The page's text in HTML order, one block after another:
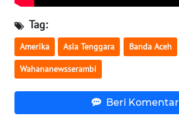
Tag:
Amerika Asia Tenggara Banda Aceh
Wahananewsserambi
Beri Komentar
SULBAR
WN
BABEL